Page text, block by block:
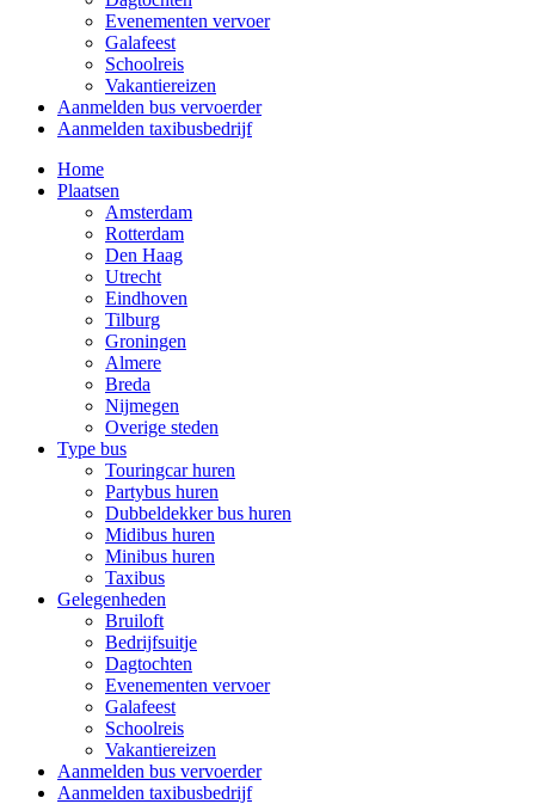
Evenementen vervoer
Galafeest
Schoolreis
Vakantiereizen
Aanmelden bus vervoerder
Aanmelden taxibusbedrijf
Home
Plaatsen
Amsterdam
Rotterdam
Den Haag
Utrecht
Eindhoven
Tilburg
Groningen
Almere
Breda
Nijmegen
Overige steden
Type bus
Touringcar huren
Partybus huren
Dubbeldekker bus huren
Midibus huren
Minibus huren
Taxibus
Gelegenheden
Bruiloft
Bedrijfsuitje
Dagtochten
Evenementen vervoer
Galafeest
Schoolreis
Vakantiereizen
Aanmelden bus vervoerder
Aanmelden taxibusbedrijf